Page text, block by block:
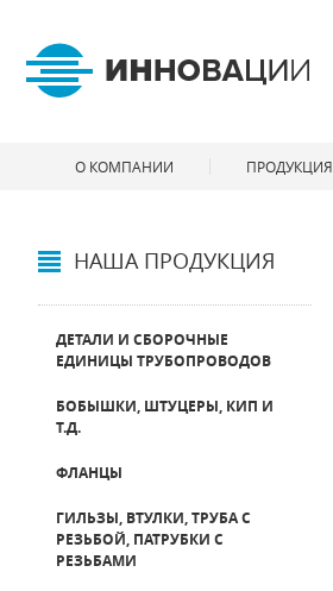
НАША ПРОДУКЦИЯ
ДЕТАЛИ И СБОРОЧНЫЕ
ЕДИНИЦЫ ТРУБОПРОВОДОВ
БОБЫШКИ, ШТУЦЕРЫ, КИП И
Т.Д.
ФЛАНЦЫ
ГИЛЬЗЫ, ВТУЛКИ, ТРУБА С
РЕЗЬБОЙ, ПАТРУБКИ С
РЕЗЬБАМИ
О КОМПАНИИ ПРОДУКЦИЯ